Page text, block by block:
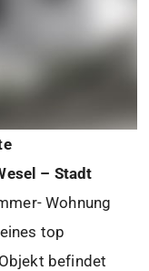
– Stadt
Wohnung
top
befindet